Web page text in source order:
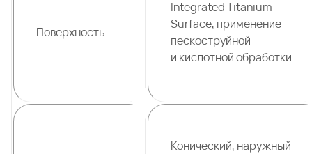
Поверхность
Integrated Titanium
Surface, применение
пескоструйной
и кислотной обработки
Конический, наружный